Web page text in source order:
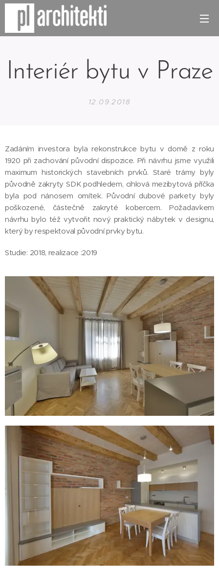
Interiér bytu v Praze
12.09.2018
Zadáním investora byla rekonstrukce bytu v domě z roku
1920 při zachování původní dispozice. Při návrhu jsme využili
maximum historických stavebních prvků. Staré trámy byly
původně zakryty SDK podhledem, cihlová mezibytová příčka
byla pod nánosem omítek. Původní dubové parkety byly
poškozené, částečně zakryté kobercem. Požadavkem
návrhu bylo též vytvořit nový praktický nábytek v designu,
který by respektoval původní prvky bytu.
Studie: 2018, realizace :2019